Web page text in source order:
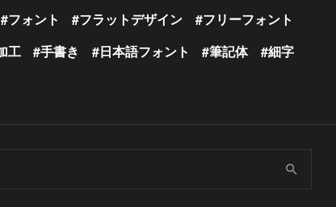
フォント フラットデザイン
フリーフォント
工 手書き 日本語フォント 筆記体
細字